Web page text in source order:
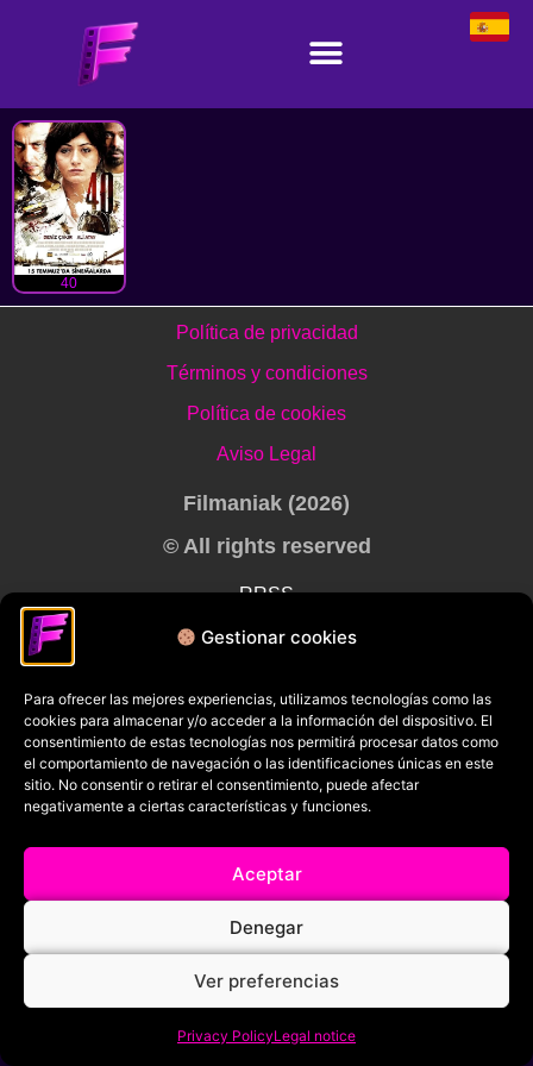
Gestionar cookies
Para ofrecer las mejores experiencias, utilizamos tecnologías como las
cookies para almacenar y/o acceder a la información del dispositivo. El
consentimiento de estas tecnologías nos permitirá procesar datos como
el comportamiento de navegación o las identificaciones únicas en este
sitio. No consentir o retirar el consentimiento, puede afectar
negativamente a ciertas características y funciones.
Aceptar
Denegar
Ver preferencias
Privacy PolicyLegal notice
40
Política de privacidad
Términos y condiciones
Política de cookies
Aviso Legal
Filmaniak (2026)
© All rights reserved
RRSS